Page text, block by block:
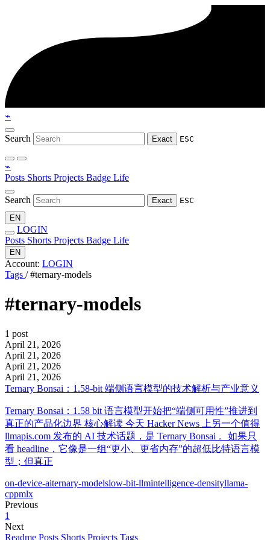
⌁
Search Exact ESC
⌁
Posts Shorts Projects Badge Life
Search Exact
ESC
EN
LOGIN
Posts Shorts Projects Badge Life
EN
Account: LOGIN
Tags / #ternary-models
#ternary-models
1 post
April 21, 2026
April 21, 2026
April 21, 2026
April 21, 2026
Ternary Bonsai：1.58-bit 端侧语言模型的技术解析与产业意义
Ternary Bonsai：1.58 bit 语言模型开始把“端侧可用性”推进到
真正的产品化边界 核心解读 今天 Hacker News 上另一个值得
llmapis.com 发布的 AI 技术话题，是 Ternary Bonsai 。如果只
看 headline，它像是一组“更小、更省内存”的超低比特语言模
型；但真正
on-device-aiternary-modelslow-bit-llmintelligence-densityllama-
cppmlx
Previous
1
Next
Readme Posts Shorts Projects Tags